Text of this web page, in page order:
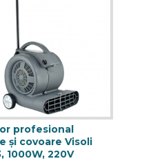
profesional
și covoare Visoli
1000W, 220V